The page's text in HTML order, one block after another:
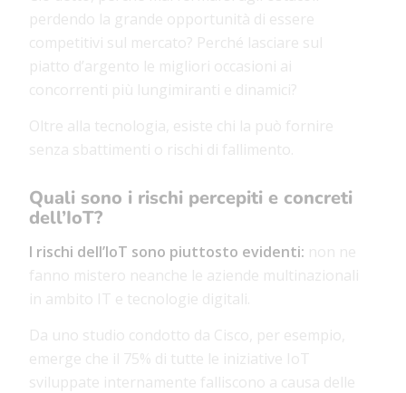
perdendo la grande opportunità di essere
competitivi sul mercato? Perché lasciare sul
piatto d’argento le migliori occasioni ai
concorrenti più lungimiranti e dinamici?
Oltre alla tecnologia, esiste chi la può fornire
senza sbattimenti o rischi di fallimento.
Quali sono i rischi percepiti e concreti
dell’IoT?
I rischi dell’IoT sono piuttosto evidenti: non ne
fanno mistero neanche le aziende multinazionali
in ambito IT e tecnologie digitali.
Da uno studio condotto da Cisco, per esempio,
emerge che il 75% di tutte le iniziative IoT
sviluppate internamente falliscono a causa delle